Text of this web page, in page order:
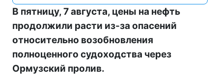
В пятницу, 7 августа, цены на нефть
продолжили расти из-за опасений
относительно возобновления
полноценного судоходства через
Ормузский пролив.